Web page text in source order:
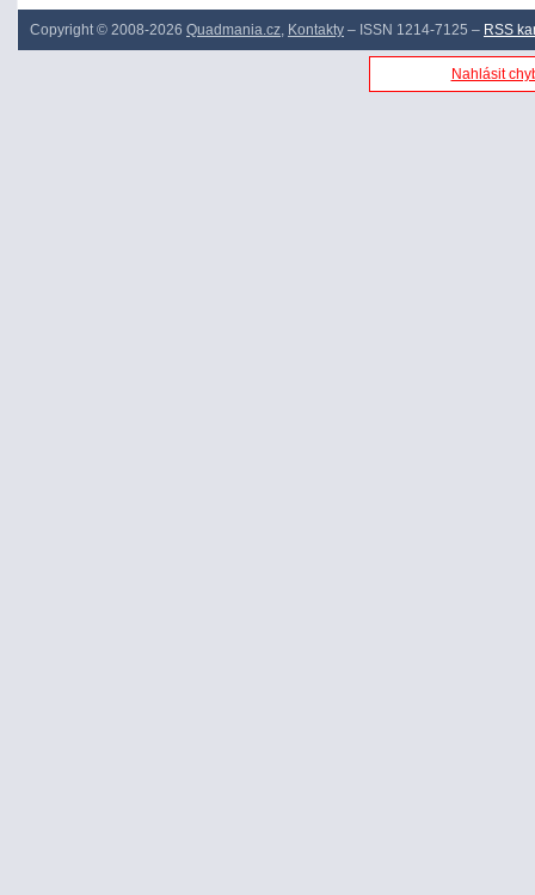
Copyright © 2008-2026 Quadmania.cz, Kontakty – ISSN 1214-7125 – RSS
Nahlásit